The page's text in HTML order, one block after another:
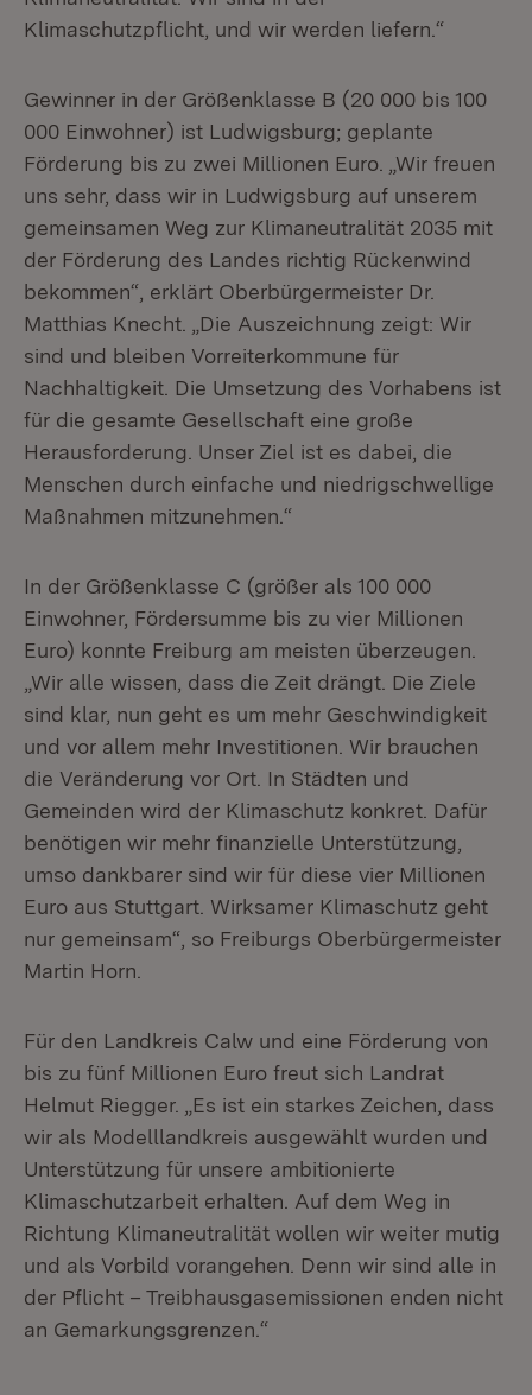
Klimaschutzpflicht, und wir werden liefern.“
Gewinner in der Größenklasse B (20 000 bis 100
000 Einwohner) ist Ludwigsburg; geplante
Förderung bis zu zwei Millionen Euro. „Wir freuen
uns sehr, dass wir in Ludwigsburg auf unserem
gemeinsamen Weg zur Klimaneutralität 2035 mit
der Förderung des Landes richtig Rückenwind
bekommen“, erklärt Oberbürgermeister Dr.
Matthias Knecht. „Die Auszeichnung zeigt: Wir
sind und bleiben Vorreiterkommune für
Nachhaltigkeit. Die Umsetzung des Vorhabens ist
für die gesamte Gesellschaft eine große
Herausforderung. Unser Ziel ist es dabei, die
Menschen durch einfache und niedrigschwellige
Maßnahmen mitzunehmen.“
In der Größenklasse C (größer als 100 000
Einwohner, Fördersumme bis zu vier Millionen
Euro) konnte Freiburg am meisten überzeugen.
„Wir alle wissen, dass die Zeit drängt. Die Ziele
sind klar, nun geht es um mehr Geschwindigkeit
und vor allem mehr Investitionen. Wir brauchen
die Veränderung vor Ort. In Städten und
Gemeinden wird der Klimaschutz konkret. Dafür
benötigen wir mehr finanzielle Unterstützung,
umso dankbarer sind wir für diese vier Millionen
Euro aus Stuttgart. Wirksamer Klimaschutz geht
nur gemeinsam“, so Freiburgs Oberbürgermeister
Martin Horn.
Für den Landkreis Calw und eine Förderung von
bis zu fünf Millionen Euro freut sich Landrat
Helmut Riegger. „Es ist ein starkes Zeichen, dass
wir als Modelllandkreis ausgewählt wurden und
Unterstützung für unsere ambitionierte
Klimaschutzarbeit erhalten. Auf dem Weg in
Richtung Klimaneutralität wollen wir weiter mutig
und als Vorbild vorangehen. Denn wir sind alle in
der Pflicht – Treibhausgasemissionen enden nicht
an Gemarkungsgrenzen.“